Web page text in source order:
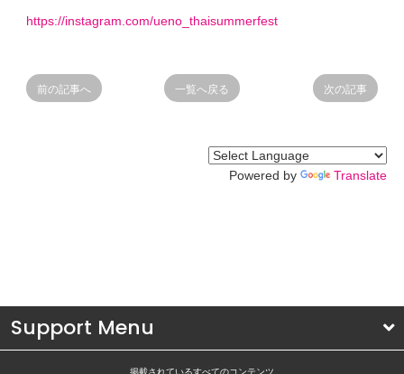
https://instagram.com/ueno_thaisummerfest
次の記事
一覧へ戻る
前の記事へ
Powered by Translate
Support Menu
掲載されているすべてのコンテンツ